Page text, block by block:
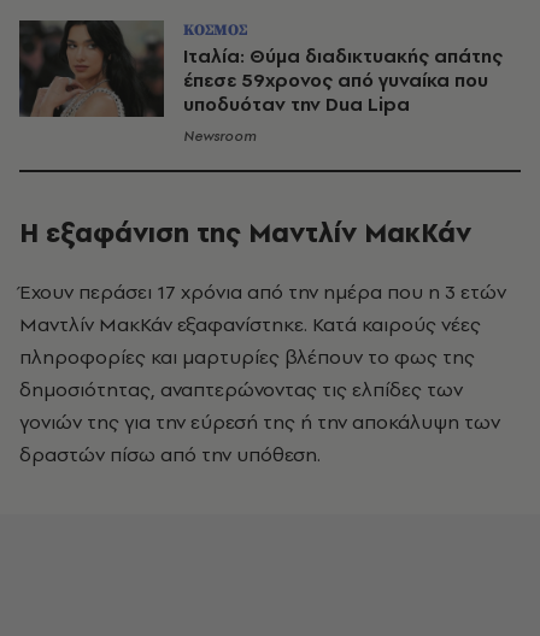
ΚΟΣΜΟΣ
Ιταλία: Θύμα διαδικτυακής απάτης
έπεσε 59χρονος από γυναίκα που
υποδυόταν την Dua Lipa
Newsroom
Η εξαφάνιση της Μαντλίν ΜακΚάν
Έχουν περάσει 17 χρόνια από την ημέρα που η 3 ετών
Μαντλίν ΜακΚάν εξαφανίστηκε. Κατά καιρούς νέες
πληροφορίες και μαρτυρίες βλέπουν το φως της
δημοσιότητας, αναπτερώνοντας τις ελπίδες των
γονιών της για την εύρεσή της ή την αποκάλυψη των
δραστών πίσω από την υπόθεση.